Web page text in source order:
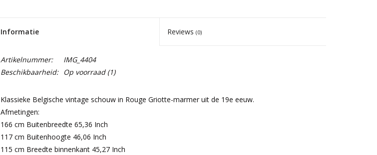
Informatie Reviews(0)
Artikelnummer:
IMG_4404
Beschikbaarheid:
Op voorraad(1)
Klassieke Belgische vintage schouw in Rouge Griotte-marmer uit de 19e eeuw.
Afmetingen:
166 cm Buitenbreedte 65,36 Inch
117 cm Buitenhoogte 46,06 Inch
115 cm Breedte binnenkant 45,27 Inch